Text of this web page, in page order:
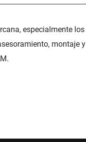
especialmente los
montaje y